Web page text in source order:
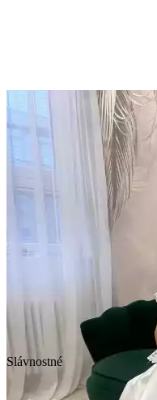
Slávnostné